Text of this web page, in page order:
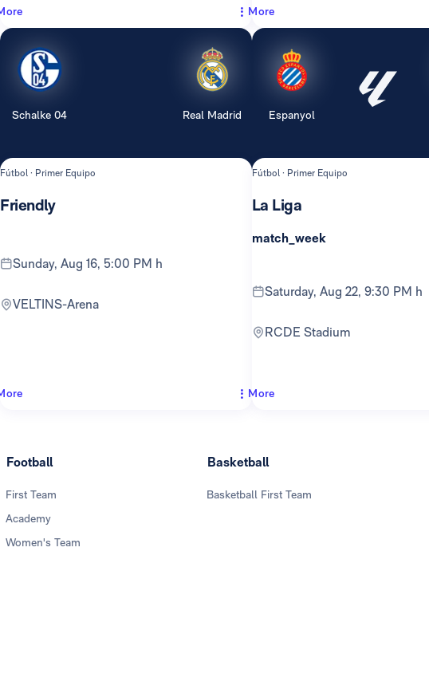
More
Schalke 04 Real Madrid
Fútbol · Primer Equipo
Friendly
Sunday, Aug 16, 5:00 PM h
VELTINS-Arena
Espanyol
Fútbol · Primer Equipo
La Liga
match_week
Saturday, Aug 22, 9:30 PM h
RCDE Stadium
More
Football
First Team
Academy
Women's Team
Basketball
Basketball First Team